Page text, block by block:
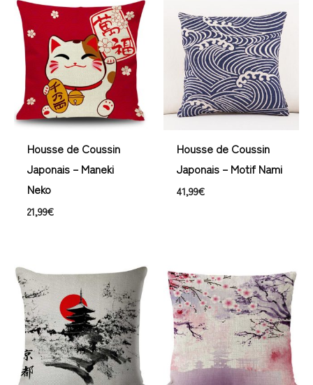
Housse de Coussin
Japonais – Maneki
Neko
21,99€
Housse de Coussin
Japonais – Motif Nami
41,99€
de
prix :
23,99€
à
28,99€